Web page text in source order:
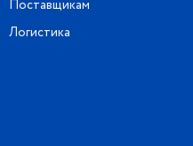
Поставщикам
Логистика